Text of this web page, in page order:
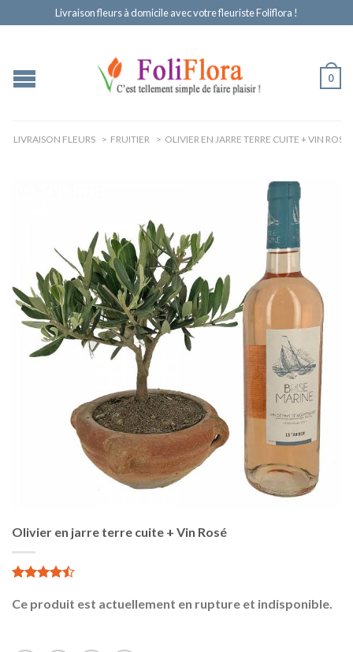
Livraison fleurs à domicile avec votre fleuriste Foliflora !
0
LIVRAISON FLEURS > FRUITIER > OLIVIER EN JARRE TERRE CUITE + VIN ROSÉ
Olivier en jarre terre cuite + Vin Rosé
Ce produit est actuellement en rupture et indisponible.